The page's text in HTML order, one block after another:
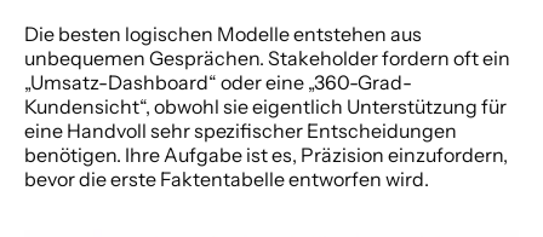
Die besten logischen Modelle entstehen aus
unbequemen Gesprächen. Stakeholder fordern oft ein
„Umsatz-Dashboard“ oder eine „360-Grad-
Kundensicht“, obwohl sie eigentlich Unterstützung für
eine Handvoll sehr spezifischer Entscheidungen
benötigen. Ihre Aufgabe ist es, Präzision einzufordern,
bevor die erste Faktentabelle entworfen wird.